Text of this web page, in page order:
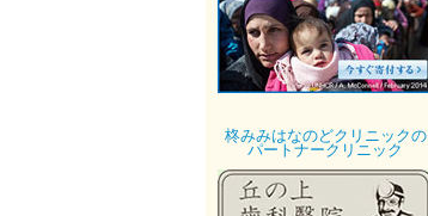
柊みみはなのどクリニックの
パートナークリニック